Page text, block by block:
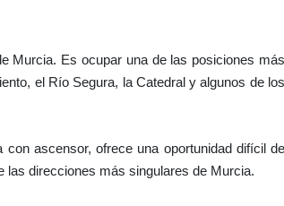
Murcia. Es ocupar una de las posiciones más
el Río Segura, la Catedral y algunos de los
ascensor, ofrece una oportunidad difícil de
las direcciones más singulares de Murcia.